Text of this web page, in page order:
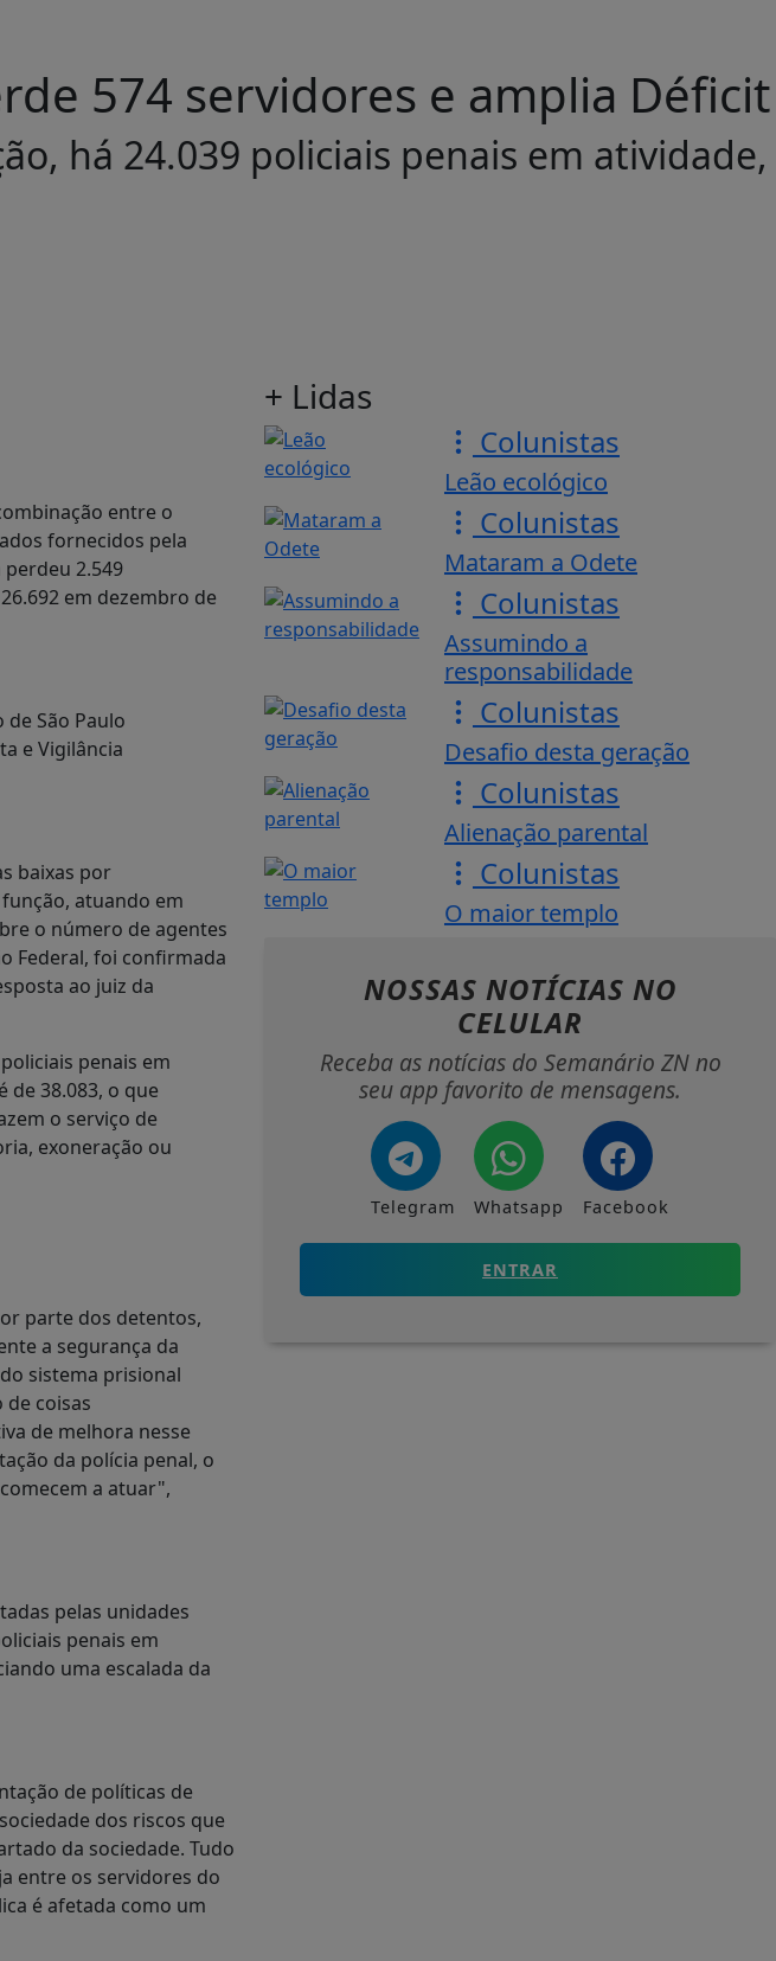
574 servidores e amplia Déficit
há 24.039 policiais penais em atividade,
entre o
fornecidos pela
2.549
em dezembro de
São Paulo
e Vigilância
baixas por
atuando em
o número de agentes
Federal, foi confirmada
ao juiz da
penais em
de 38.083, o que
o serviço de
exoneração ou
parte dos detentos,
a segurança da
sistema prisional
coisas
de melhora nesse
da polícia penal, o
a atuar",
pelas unidades
penais em
uma escalada da
de políticas de
dos riscos que
da sociedade. Tudo
entre os servidores do
é afetada como um
+ Lidas
Colunistas
Leão ecológico
Colunistas
Mataram a Odete
Colunistas
Assumindo a
responsabilidade
Colunistas
Desafio desta geração
Colunistas
Alienação parental
Colunistas
O maior templo
NOSSAS NOTÍCIAS NO
CELULAR
Receba as notícias do Semanário ZN no
seu app favorito de mensagens.
Telegram Whatsapp Facebook
ENTRAR